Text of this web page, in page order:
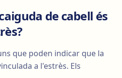
de cabell és
que poden indicar que la
a l'estrès. Els